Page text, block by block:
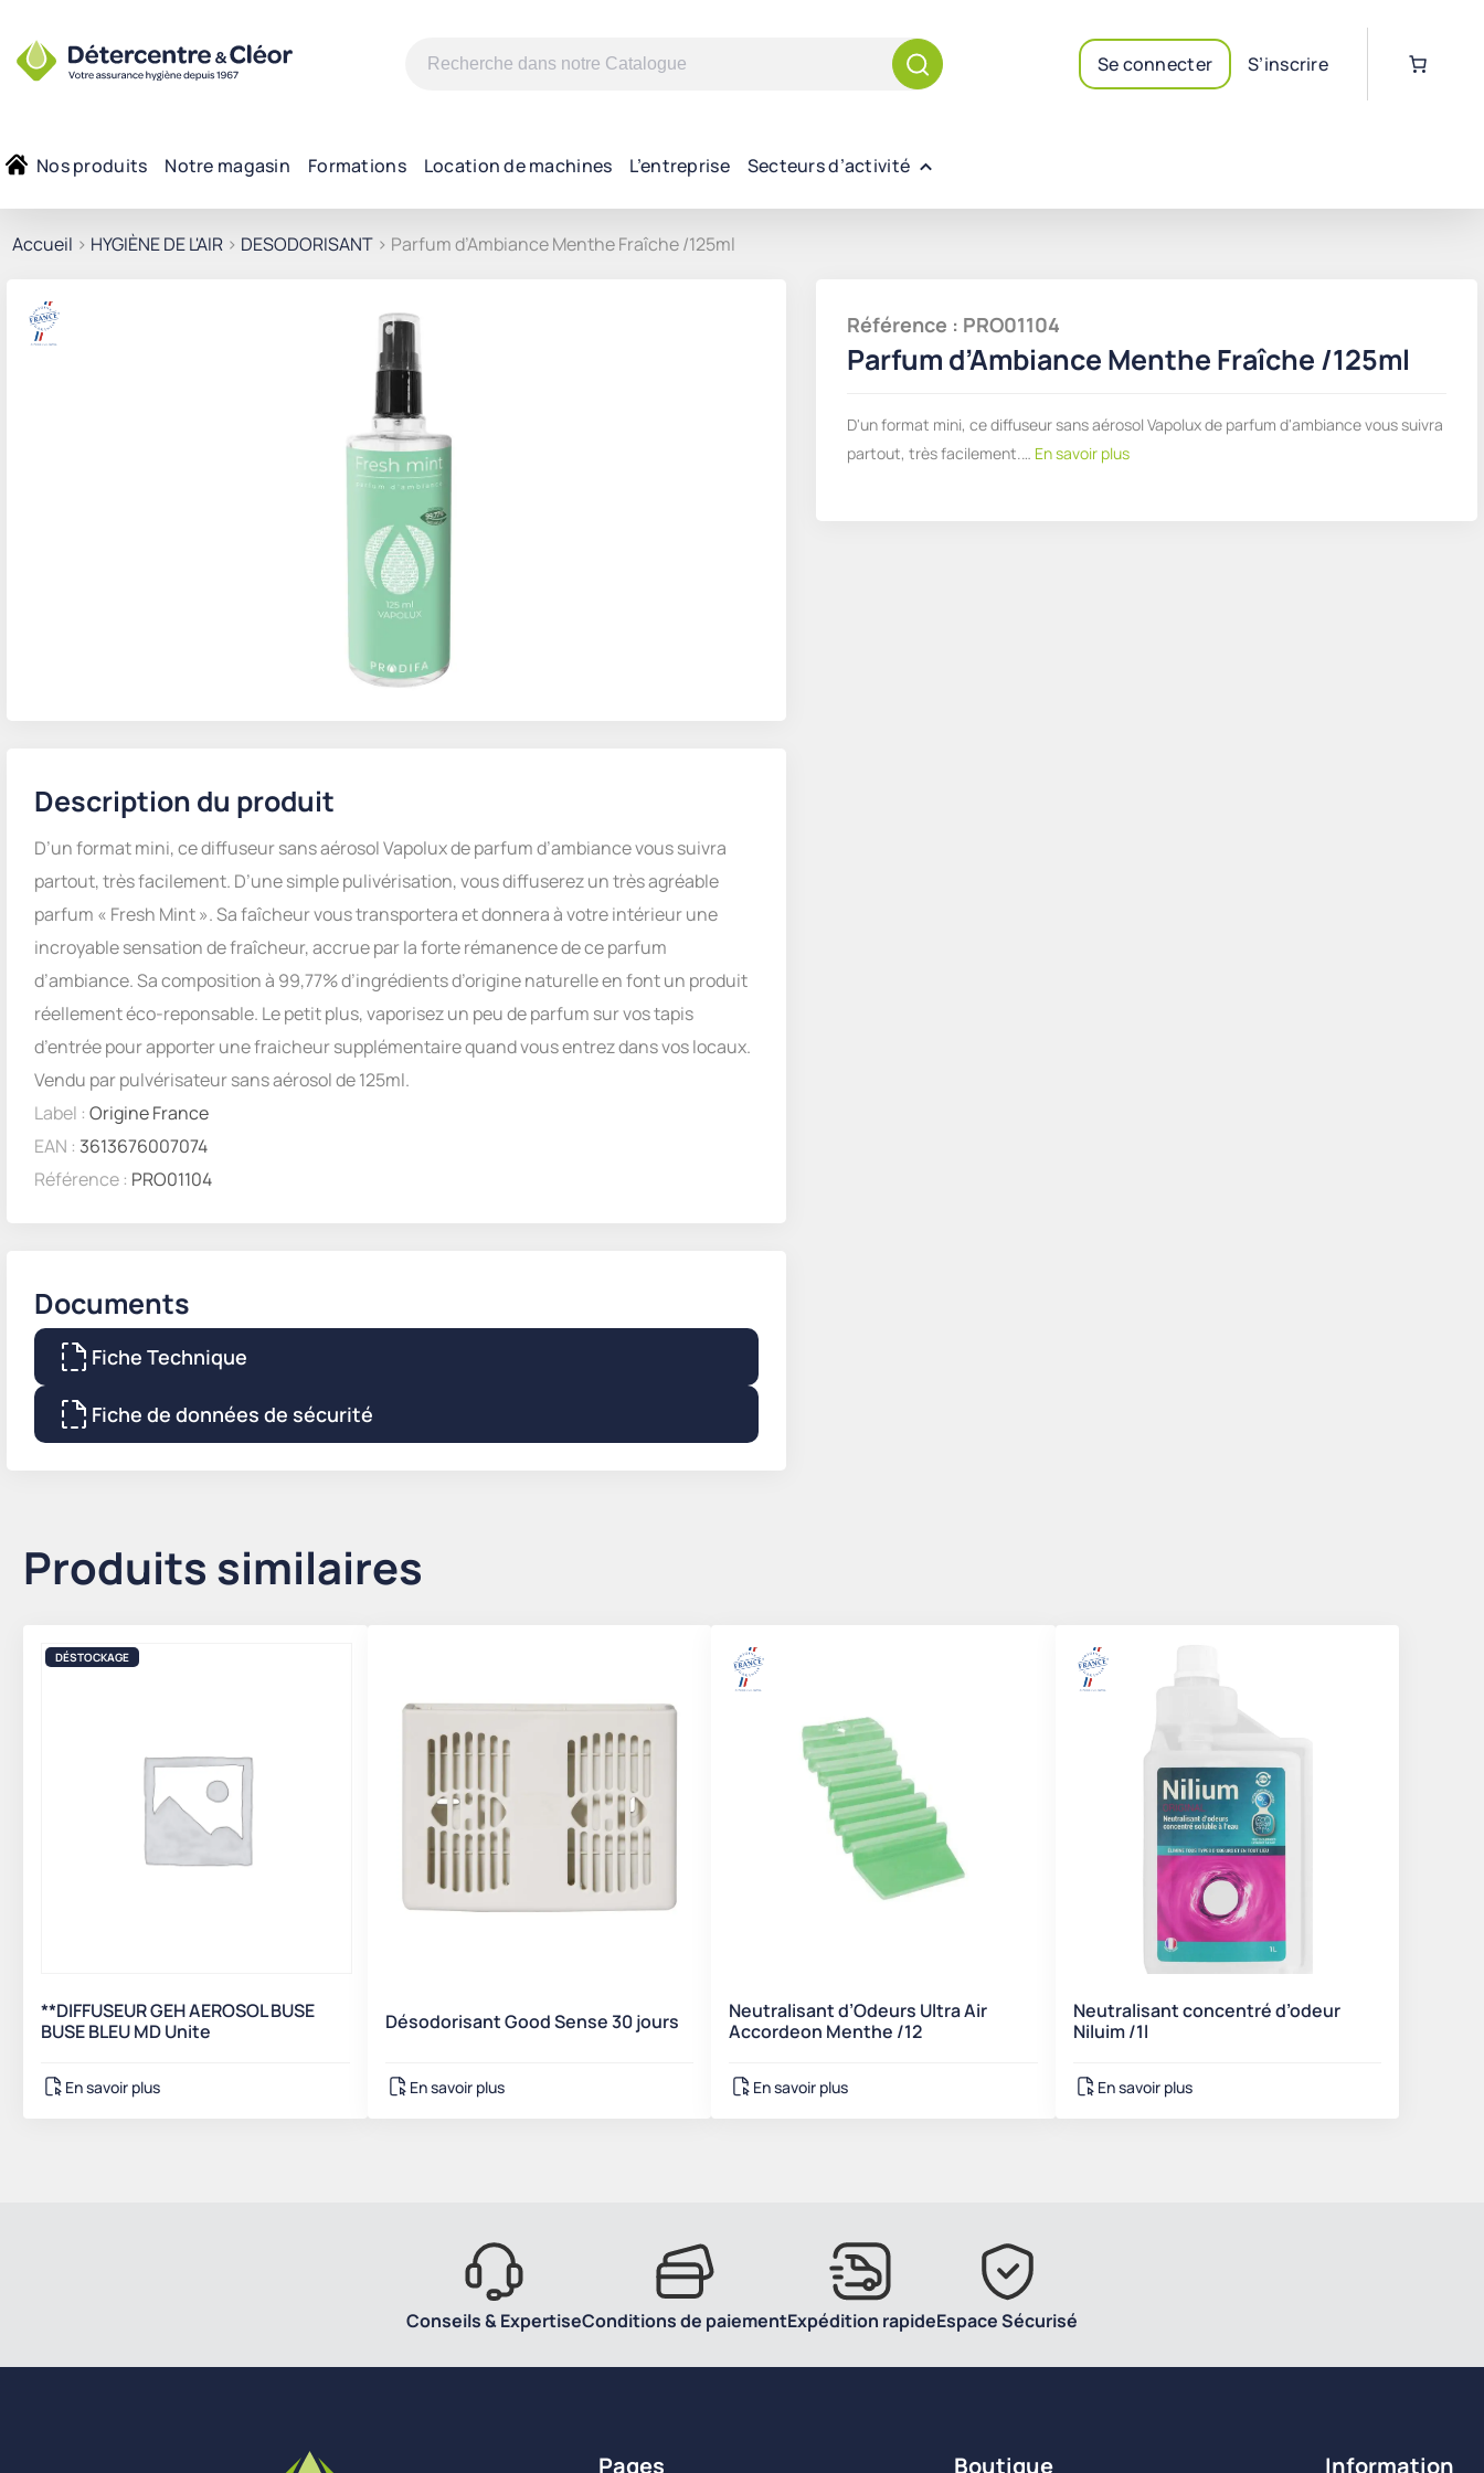
Recherche
Se connecter S’inscrire
Nos produits Notre magasin Formations Location de machines L’entreprise Secteurs d’activité
Accueil > HYGIÈNE DE L'AIR > DESODORISANT > Parfum d’Ambiance Menthe Fraîche /125ml
Description du produit
D’un format mini, ce diffuseur sans aérosol Vapolux de parfum d’ambiance vous suivra
partout, très facilement. D’une simple pulivérisation, vous diffuserez un très agréable
parfum « Fresh Mint ». Sa faîcheur vous transportera et donnera à votre intérieur une
incroyable sensation de fraîcheur, accrue par la forte rémanence de ce parfum
d’ambiance. Sa composition à 99,77% d’ingrédients d’origine naturelle en font un produit
réellement éco-reponsable. Le petit plus, vaporisez un peu de parfum sur vos tapis
d’entrée pour apporter une fraicheur supplémentaire quand vous entrez dans vos locaux.
Vendu par pulvérisateur sans aérosol de 125ml.
Label : Origine France
EAN : 3613676007074
Référence : PRO01104
Documents
Fiche Technique
Fiche de données de sécurité
Référence : PRO01104
Parfum d’Ambiance Menthe Fraîche /125ml
D'un format mini, ce diffuseur sans aérosol Vapolux de parfum d'ambiance vous suivra
partout, très facilement.… En savoir plus
Produits similaires
DÉSTOCKAGE
**DIFFUSEUR GEH AEROSOL BUSE
BUSE BLEU MD Unite
En savoir plus
Désodorisant Good Sense 30 jours
En savoir plus
Neutralisant d’Odeurs Ultra Air
Accordeon Menthe /12
En savoir plus
Neutralisant concentré d’odeur
Niluim /1l
En savoir plus
Conseils & ExpertiseConditions de paiementExpédition rapideEspace Sécurisé
Pages Boutique Information